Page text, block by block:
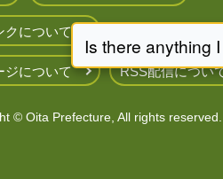
クについて
ジについて RSS配信につい
© Oita Prefecture, All rights reserved.